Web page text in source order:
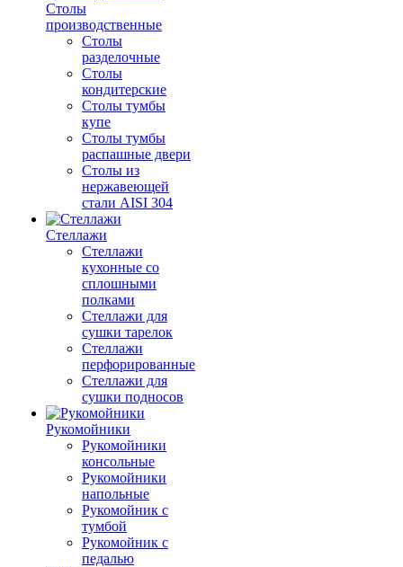
Столы
производственные
Столы
разделочные
Столы
кондитерские
Столы тумбы
купе
Столы тумбы
распашные двери
Столы из
нержавеющей
стали AISI 304
Стеллажи
Стеллажи
кухонные со
сплошными
полками
Стеллажи для
сушки тарелок
Стеллажи
перфорированные
Стеллажи для
сушки подносов
Рукомойники
Рукомойники
консольные
Рукомойники
напольные
Рукомойник с
тумбой
Рукомойник с
педалью